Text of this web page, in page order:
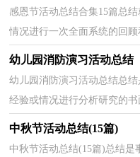
感恩节活动总结合集15篇总
情况进行一次全面系统的回
作的动力，不如我们来制定一
幼儿园消防演习活动总结
幼儿园消防演习活动总结总
经验或情况进行分析研究的
织能力，因此好好准备一份
中秋节活动总结(15篇)
中秋节活动总结(15篇)总结